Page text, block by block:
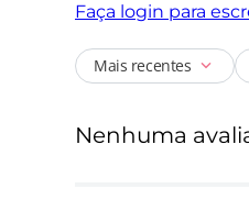
Faça login para
Mais recentes
Nenhuma